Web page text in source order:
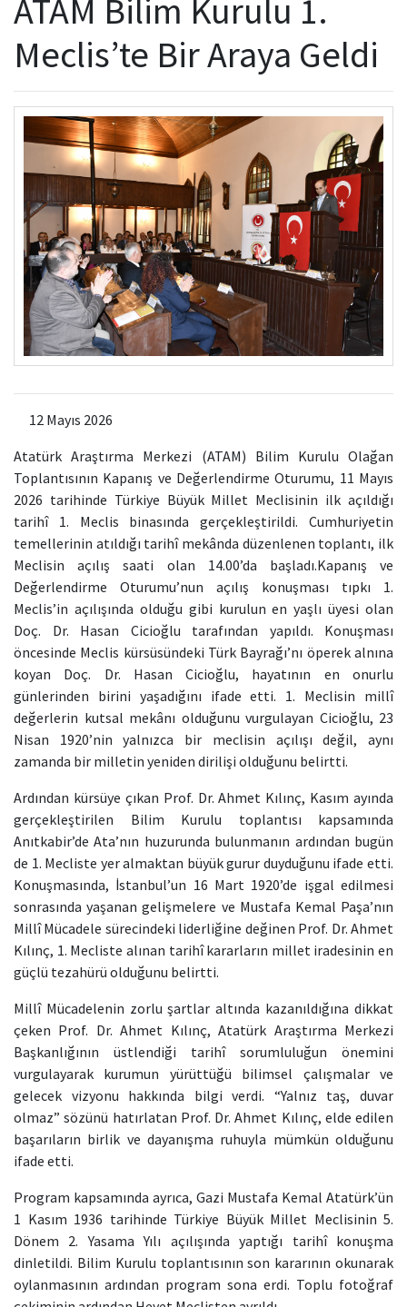
ATAM Bilim Kurulu 1.
Meclis’te Bir Araya Geldi
12 Mayıs 2026
Atatürk Araştırma Merkezi (ATAM) Bilim Kurulu Olağan
Toplantısının Kapanış ve Değerlendirme Oturumu, 11 Mayıs
2026 tarihinde Türkiye Büyük Millet Meclisinin ilk açıldığı
tarihî 1. Meclis binasında gerçekleştirildi. Cumhuriyetin
temellerinin atıldığı tarihî mekânda düzenlenen toplantı, ilk
Meclisin açılış saati olan 14.00’da başladı.Kapanış ve
Değerlendirme Oturumu’nun açılış konuşması tıpkı 1.
Meclis’in açılışında olduğu gibi kurulun en yaşlı üyesi olan
Doç. Dr. Hasan Cicioğlu tarafından yapıldı. Konuşması
öncesinde Meclis kürsüsündeki Türk Bayrağı’nı öperek alnına
koyan Doç. Dr. Hasan Cicioğlu, hayatının en onurlu
günlerinden birini yaşadığını ifade etti. 1. Meclisin millî
değerlerin kutsal mekânı olduğunu vurgulayan Cicioğlu, 23
Nisan 1920’nin yalnızca bir meclisin açılışı değil, aynı
zamanda bir milletin yeniden dirilişi olduğunu belirtti.
Ardından kürsüye çıkan Prof. Dr. Ahmet Kılınç, Kasım ayında
gerçekleştirilen Bilim Kurulu toplantısı kapsamında
Anıtkabir’de Ata’nın huzurunda bulunmanın ardından bugün
de 1. Mecliste yer almaktan büyük gurur duyduğunu ifade etti.
Konuşmasında, İstanbul’un 16 Mart 1920’de işgal edilmesi
sonrasında yaşanan gelişmelere ve Mustafa Kemal Paşa’nın
Millî Mücadele sürecindeki liderliğine değinen Prof. Dr. Ahmet
Kılınç, 1. Mecliste alınan tarihî kararların millet iradesinin en
güçlü tezahürü olduğunu belirtti.
Millî Mücadelenin zorlu şartlar altında kazanıldığına dikkat
çeken Prof. Dr. Ahmet Kılınç, Atatürk Araştırma Merkezi
Başkanlığının üstlendiği tarihî sorumluluğun önemini
vurgulayarak kurumun yürüttüğü bilimsel çalışmalar ve
gelecek vizyonu hakkında bilgi verdi. “Yalnız taş, duvar
olmaz” sözünü hatırlatan Prof. Dr. Ahmet Kılınç, elde edilen
başarıların birlik ve dayanışma ruhuyla mümkün olduğunu
ifade etti.
Program kapsamında ayrıca, Gazi Mustafa Kemal Atatürk’ün
1 Kasım 1936 tarihinde Türkiye Büyük Millet Meclisinin 5.
Dönem 2. Yasama Yılı açılışında yaptığı tarihî konuşma
dinletildi. Bilim Kurulu toplantısının son kararının okunarak
oylanmasının ardından program sona erdi. Toplu fotoğraf
Uluslararası Yayıncılık
Ödüller
Başvurular